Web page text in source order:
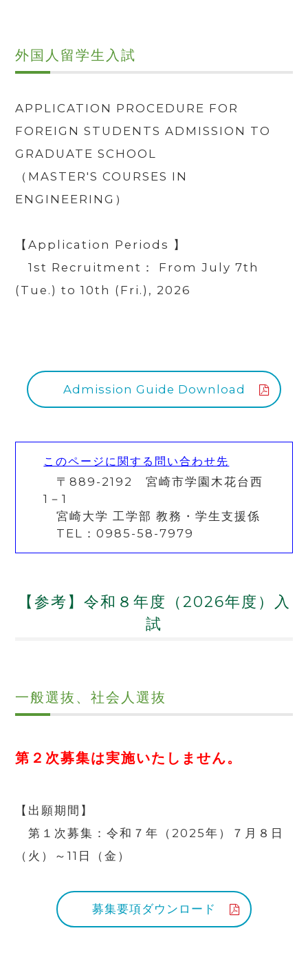
外国人留学生入試
APPLICATION PROCEDURE FOR
FOREIGN STUDENTS ADMISSION TO
GRADUATE SCHOOL
（MASTER'SCOURSES IN
ENGINEERING ）
【Application Periods 】
1st Recruitment： From July 7th
(Tue.) to 10th (Fri.), 2026
Admission Guide Download
このページに関する問い合わせ先
〒889-2192 宮崎市学園木花台西
1－1
宮崎大学 工学部 教務・学生支援係
TEL：0985-58-7979
【参考】令和８年度（2026年度）入
試
一般選抜、社会人選抜
第２次募集は実施いたしません。
【出願期間】
第１次募集：令和７年（2025年）７月８日
（火）～11日（金）
募集要項ダウンロード